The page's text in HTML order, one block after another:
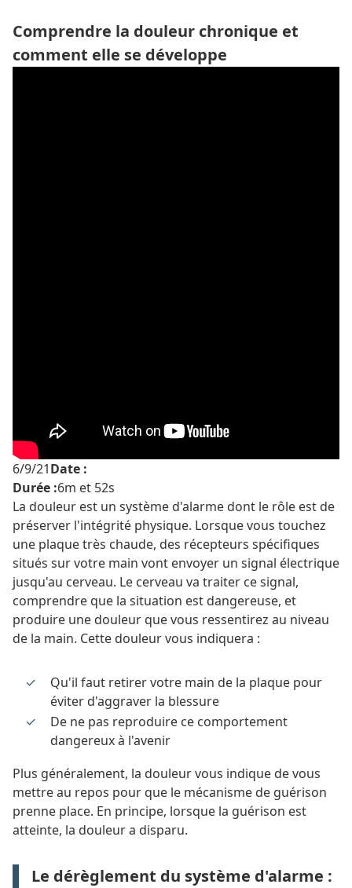
Comprendre la douleur chronique et
comment elle se développe
6/9/21Date :
Durée :6m et 52s
La douleur est un système d'alarme dont le rôle est de
préserver l'intégrité physique. Lorsque vous touchez
une plaque très chaude, des récepteurs spécifiques
situés sur votre main vont envoyer un signal électrique
jusqu'au cerveau. Le cerveau va traiter ce signal,
comprendre que la situation est dangereuse, et
produire une douleur que vous ressentirez au niveau
de la main. Cette douleur vous indiquera :
Qu'il faut retirer votre main de la plaque pour
éviter d'aggraver la blessure
De ne pas reproduire ce comportement
dangereux à l'avenir
Plus généralement, la douleur vous indique de vous
mettre au repos pour que le mécanisme de guérison
prenne place. En principe, lorsque la guérison est
atteinte, la douleur a disparu.
Le dérèglement du système d'alarme :